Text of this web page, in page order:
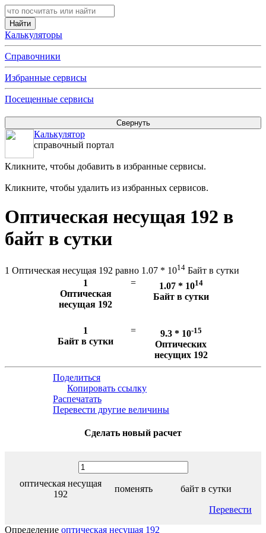
Калькуляторы
Справочники
Избранные сервисы
Посещенные сервисы
Калькулятор
справочный портал
Кликните, чтобы добавить в избранные сервисы.
Кликните, чтобы удалить из избранных сервисов.
Оптическая несущая 192 в
байт в сутки
1 Оптическая несущая 192 равно 1.07 * 1014 Байт в сутки
1
Оптическая
несущая 192
= 1.07 * 1014
Байт в сутки
1
Байт в сутки
= 9.3 * 10-15
Оптических
несущих 192
Поделиться
Копировать ссылку
Распечатать
Перевести другие величины
Сделать новый расчет
оптическая несущая
192
поменять байт в сутки
Перевести
Определение оптическая несущая 192